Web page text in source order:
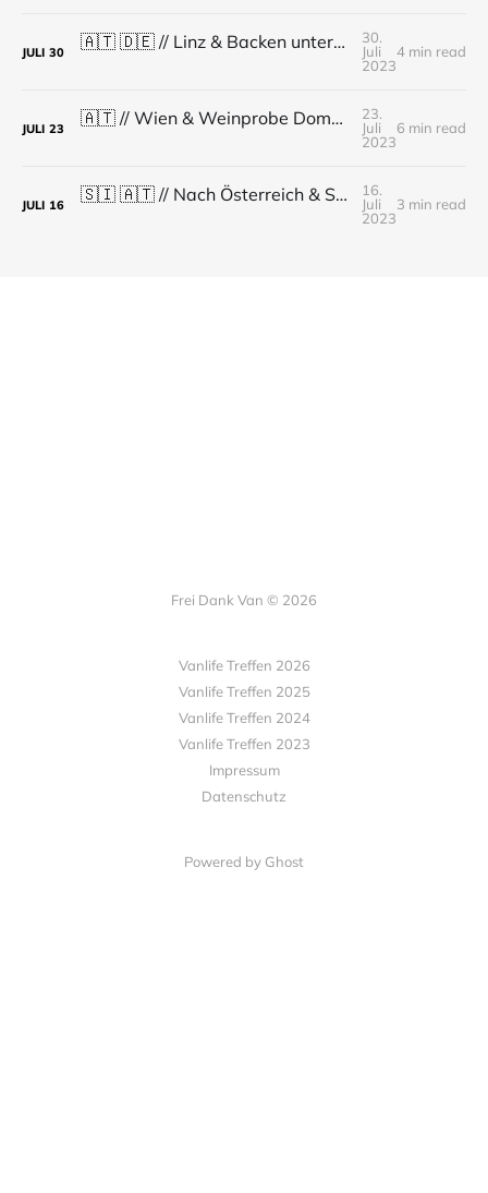
JULI 30 🇦🇹 🇩🇪 // Linz & Backen unterwegs // Reisewoche 54 // KW 30
30.
Juli
2023
4 min read
JULI 23 🇦🇹 // Wien & Weinprobe Domäne Wachau // Reisewoche 53 // KW 29
23.
Juli
2023
6 min read
JULI 16 🇸🇮 🇦🇹 // Nach Österreich & Sommerrodelbahn // Reisewoche 52 // KW 28
16.
Juli
2023
3 min read
Frei Dank Van © 2026
Vanlife Treffen 2026
Vanlife Treffen 2025
Vanlife Treffen 2024
Vanlife Treffen 2023
Impressum
Datenschutz
Powered by Ghost